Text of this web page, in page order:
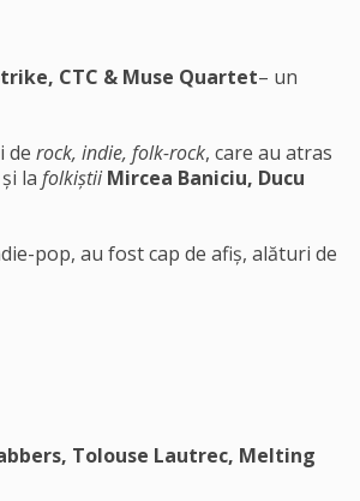
CTC & Muse Quartet– un
de rock, indie, folk-rock, care au atras
la folkiștii Mircea Baniciu, Ducu
pop, au fost cap de afiș, alături de
Tolouse Lautrec, Melting